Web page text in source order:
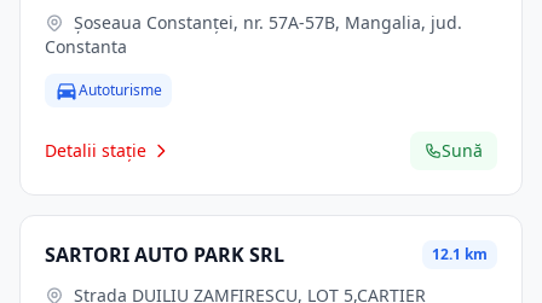
Constanta
Autoturisme
Detalii stație Sună
SARTORI AUTO PARK SRL 12.1 km